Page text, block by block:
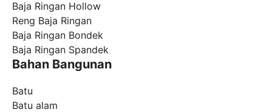
Baja Ringan Hollow
Reng Baja Ringan
Baja Ringan Bondek
Baja Ringan Spandek
Bahan Bangunan
Batu
Batu alam